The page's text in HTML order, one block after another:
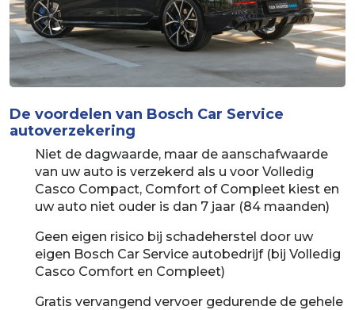
De voordelen van Bosch Car Service
autoverzekering
Niet de dagwaarde, maar de aanschafwaarde
van uw auto is verzekerd als u voor Volledig
Casco Compact, Comfort of Compleet kiest en
uw auto niet ouder is dan 7 jaar (84 maanden)
Geen eigen risico bij schadeherstel door uw
eigen Bosch Car Service autobedrijf (bij Volledig
Casco Comfort en Compleet)
Gratis vervangend vervoer gedurende de gehele